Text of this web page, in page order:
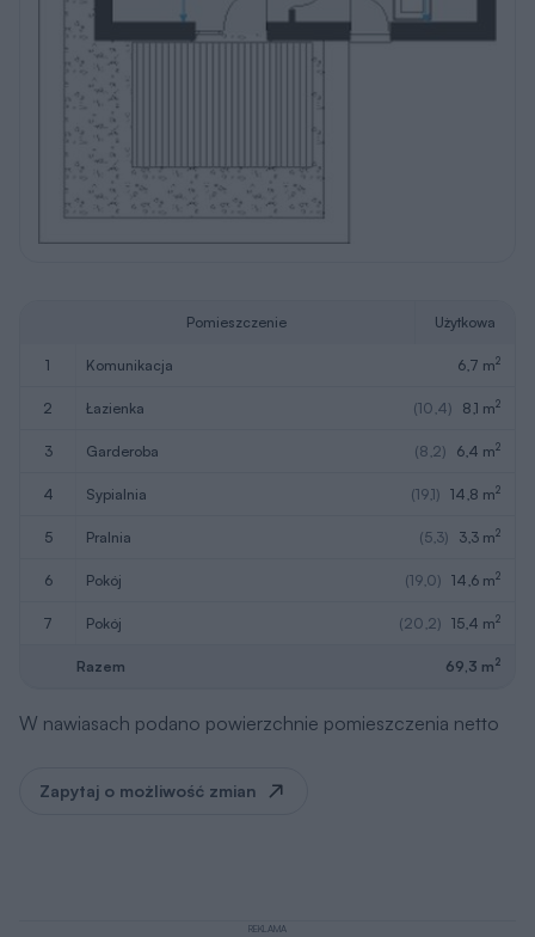
Pomieszczenie Użytkowa
1 komunikacja 6,7 m2
2 łazienka (10,4) 8,1 m2
3 garderoba (8,2) 6,4 m2
4 sypialnia (19,1) 14,8 m2
5 pralnia (5,3) 3,3 m2
6 pokój (19,0) 14,6 m2
7 pokój (20,2) 15,4 m2
Razem 69,3 m2
W nawiasach podano powierzchnie pomieszczenia netto
Zapytaj o możliwość zmian
REKLAMA